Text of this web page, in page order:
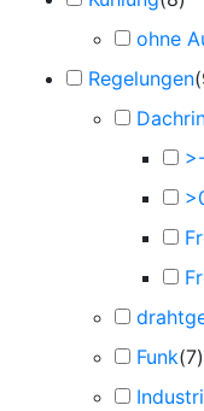
ohne
Regelungen(
Funk(7)